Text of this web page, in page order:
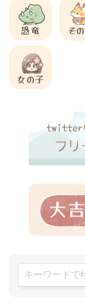
恐竜 そ
女の子